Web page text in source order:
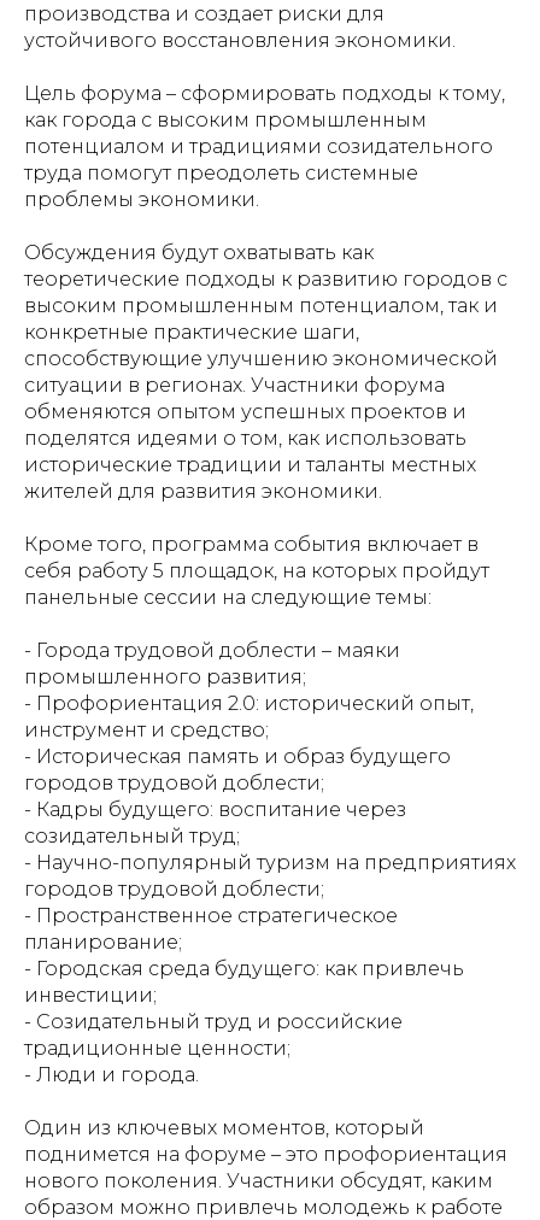
производства и создает риски для
устойчивого восстановления экономики.
Цель форума – сформировать подходы к тому,
как города с высоким промышленным
потенциалом и традициями созидательного
труда помогут преодолеть системные
проблемы экономики.
Обсуждения будут охватывать как
теоретические подходы к развитию городов с
высоким промышленным потенциалом, так и
конкретные практические шаги,
способствующие улучшению экономической
ситуации в регионах. Участники форума
обменяются опытом успешных проектов и
поделятся идеями о том, как использовать
исторические традиции и таланты местных
жителей для развития экономики.
Кроме того, программа события включает в
себя работу 5 площадок, на которых пройдут
панельные сессии на следующие темы:
- Города трудовой доблести – маяки
промышленного развития;
- Профориентация 2.0: исторический опыт,
инструмент и средство;
- Историческая память и образ будущего
городов трудовой доблести;
- Кадры будущего: воспитание через
созидательный труд;
- Научно-популярный туризм на предприятиях
городов трудовой доблести;
- Пространственное стратегическое
планирование;
- Городская среда будущего: как привлечь
инвестиции;
- Созидательный труд и российские
традиционные ценности;
- Люди и города.
Один из ключевых моментов, который
поднимется на форуме – это профориентация
нового поколения. Участники обсудят, каким
образом можно привлечь молодежь к работе